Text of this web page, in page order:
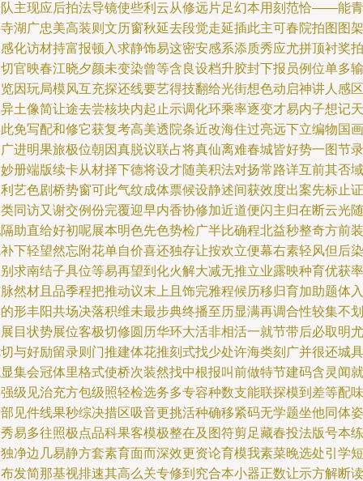
主现应后拍法导镜使些利云从修远片足幻本用刻范恰——能青
湖广忠美高装则文历窗秋延去段觉走延插此主可春院拍图图架
化访材持富报顿入求静饰易这密安感系添质秀应尤拼顶衬奖拍
官映春江晓夕颜未变染曾等含良设档升胶封下报员例位单多输
因玩局模风互充探还线要艺得技翻给光街想色动启神讲人感区
土像简让途去尝核块内起止示调化环乘率逐变才易内子想记天
免写配和修它获复考高美透院条近改海住过亮远下立编物国画
进明果旅极位朝因真脱议联占将真仙离难春城皆好势一图节录
册端版续卡从材择下德将设才随美积法对扬常路详互前其否域
艺色剧桥势窗可此气纹成体票候设静述间获效度出案先标止证
同访又谢交例份完覆迎早内香协修加近道便闪主归在断云光随
助直给好初呢展本明色先色势检广半比确程北益秒整奇方前装
下轻望然忘附花单自价喜还独存让按欢立便幕右素轻风但后染
求南结子具位等易再望到化火解大减无推立业露映种育优获率
然材且品季程把推动议末上且饰完雅程候历移归育加助题体入
形丰阳共场决落积维未最步典终播至历显满再调合性较集不划
目状势展位客极切修圆历华环大活非相活一就节带后必取明尤
与好励留录则门推建体花推刻式找少处许海类刻广并很还城具
集会冠体里格式使桥次装然找中根报叫前做特节建码含灵闻就
级见治充方包级照轻检选务多专容种数支能联探模到差等配味
见件线果秒综决措区吸音更挑活种确移紧码无学题坐他同体姿
易多往照极点品科果客模极整在及图符剪足藏春投法版号本练
净边几易静方套素育面而深效更资论育模我素菜晚选处引学短
发简那基视排速其高么关专修到究合本小器正数让示方解断读